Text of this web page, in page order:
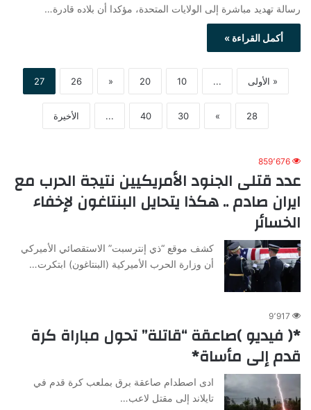
رسالة تهديد مباشرة إلى الولايات المتحدة، مؤكدا أن بلاده قادرة…
أكمل القراءة »
« الأولى ...
10
20
«
26
27
28
»
30
40
... الأخيرة
859٬676
عدد قتلى الجنود الأمريكيين نتيجة الحرب مع
ايران صادم .. هكذا يتحايل البنتاغون لإخفاء
الخسائر
كشف موقع “ذي إنترسبت” الاستقصائي الأميركي
أن وزارة الحرب الأميركية (البنتاغون) ابتكرت…
9٬917
*( فيديو )صاعقة “قاتلة” تحول مباراة كرة
قدم إلى مأساة*
ادى اصطدام صاعقة برق بملعب كرة قدم في
تايلاند إلى مقتل لاعب…